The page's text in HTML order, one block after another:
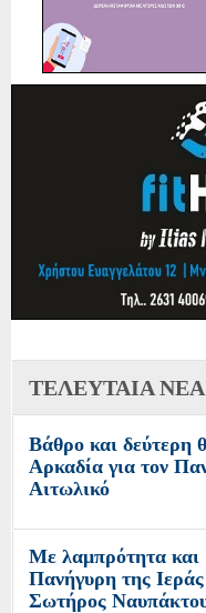
ΤΕΛΕΥΤΑΙΑ ΝΕΑ
Βάθρο και δεύτερη
Αρκαδία για τον
Αιτωλικό
Με λαμπρότητα και
Πανήγυρη της
Σωτήρος